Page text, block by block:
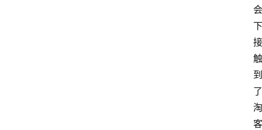
会
下
接
触
到
了
淘
客